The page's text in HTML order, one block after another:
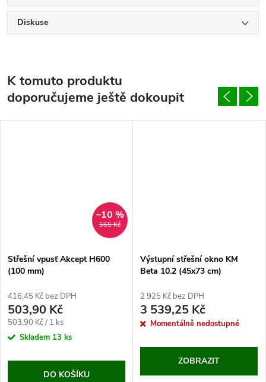
Diskuse
K tomuto produktu
doporučujeme ještě dokoupit
565 Kč
–10 %
Střešní vpusť Akcept H600
(100 mm)
416,45 Kč bez DPH
503,90 Kč
Měrná
cena:
503,90 Kč / 1 ks
Skladem 13 ks
DO KOŠÍKU
Výstupní střešní okno KM
Beta 10.2 (45x73 cm)
2 925 Kč bez DPH
3 539,25 Kč
Momentálně nedostupné
ZOBRAZIT